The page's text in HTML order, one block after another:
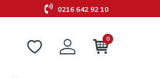
0216 642 92 10
0